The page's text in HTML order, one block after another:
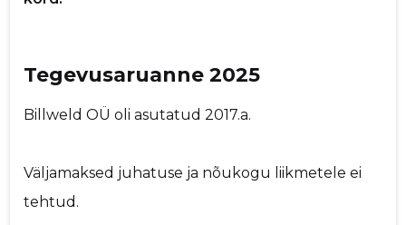
Tegevusaruanne 2025
Billweld OÜ oli asutatud 2017.a.
Väljamaksed juhatuse ja nõukogu liikmetele ei
tehtud.